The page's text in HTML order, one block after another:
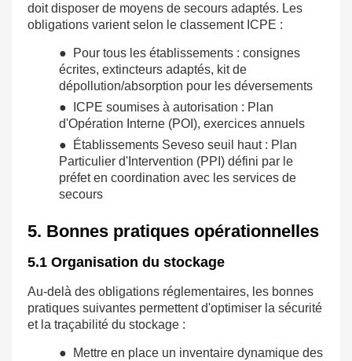
doit disposer de moyens de secours adaptés. Les
obligations varient selon le classement ICPE :
● Pour tous les établissements : consignes
écrites, extincteurs adaptés, kit de
dépollution/absorption pour les déversements
● ICPE soumises à autorisation : Plan
d'Opération Interne (POI), exercices annuels
● Établissements Seveso seuil haut : Plan
Particulier d'Intervention (PPI) défini par le
préfet en coordination avec les services de
secours
5. Bonnes pratiques opérationnelles
5.1 Organisation du stockage
Au-delà des obligations réglementaires, les bonnes
pratiques suivantes permettent d'optimiser la sécurité
et la traçabilité du stockage :
● Mettre en place un inventaire dynamique des